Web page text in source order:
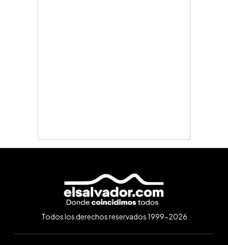
Todos los derechos reservados 1999-2026